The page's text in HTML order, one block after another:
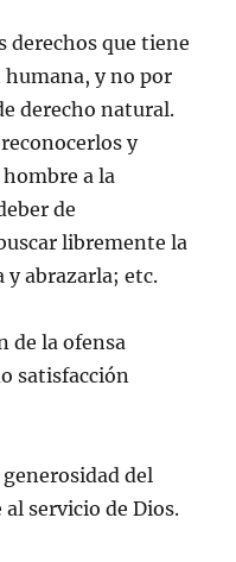
derechos que tiene
y no por
derecho natural.
y
a la
de
libremente la
y abrazarla; etc.
de la ofensa
satisfacción
del
servicio de Dios.